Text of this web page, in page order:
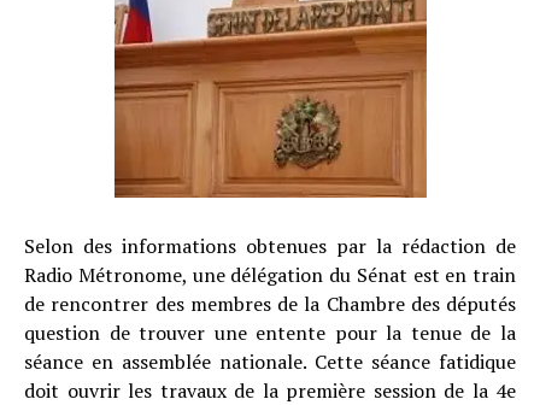
Selon des informations obtenues par la rédaction de
Radio Métronome, une délégation du Sénat est en train
de rencontrer des membres de la Chambre des députés
question de trouver une entente pour la tenue de la
séance en assemblée nationale. Cette séance fatidique
doit ouvrir les travaux de la première session de la 4e